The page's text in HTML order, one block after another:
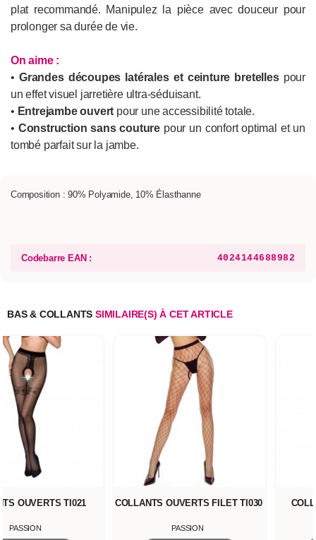
plat recommandé. Manipulez la pièce avec douceur pour
prolonger sa durée de vie.
On aime :
•Grandes découpes latérales et ceinture bretellespour
un effet visuel jarretière ultra-séduisant.
• Entrejambe ouvert pour une accessibilité totale.
• Construction sans couture pour un confort optimal et un
tombé parfait sur la jambe.
Composition : 90% Polyamide, 10% Élasthanne
Codebarre EAN : 4024144688982
BAS & COLLANTS SIMILAIRE(S) À CET ARTICLE
OUVERTS TI021
PASSION
COLLANTS OUVERTS FILET TI030
PASSION